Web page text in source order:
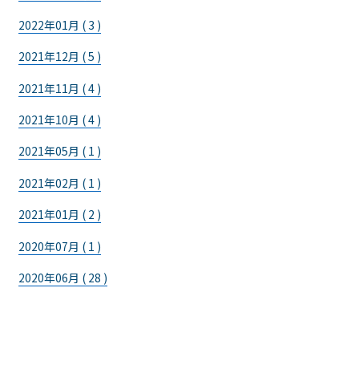
2022年01月 ( 3 )
2021年12月 ( 5 )
2021年11月 ( 4 )
2021年10月 ( 4 )
2021年05月 ( 1 )
2021年02月 ( 1 )
2021年01月 ( 2 )
2020年07月 ( 1 )
2020年06月 ( 28 )